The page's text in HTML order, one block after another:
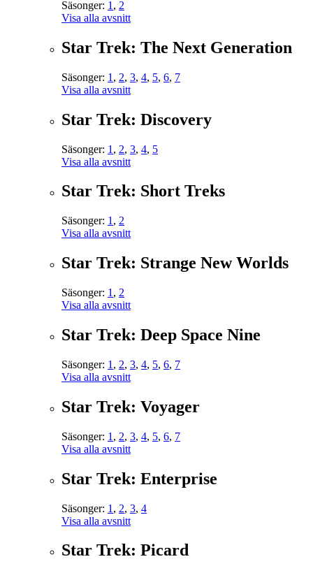
Säsonger: 1 , 2
Visa alla avsnitt
Star Trek: The Next Generation
Säsonger: 1 , 2, 3, 4, 5, 6, 7
Visa alla avsnitt
Star Trek: Discovery
Säsonger: 1 , 2, 3, 4, 5
Visa alla avsnitt
Star Trek: Short Treks
Säsonger: 1 , 2
Visa alla avsnitt
Star Trek: Strange New Worlds
Säsonger: 1 , 2
Visa alla avsnitt
Star Trek: Deep Space Nine
Säsonger: 1 , 2, 3, 4, 5, 6, 7
Visa alla avsnitt
Star Trek: Voyager
Säsonger: 1 , 2, 3, 4, 5, 6, 7
Visa alla avsnitt
Star Trek: Enterprise
Säsonger: 1 , 2, 3, 4
Visa alla avsnitt
Star Trek: Picard